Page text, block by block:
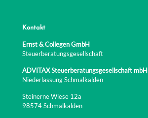
Kontakt
Ernst & Collegen GmbH
Steuerberatungsgesellschaft
ADVITAX Steuerberatungsgesellschaft mbH
Niederlassung Schmalkalden
Steinerne Wiese 12a
98574 Schmalkalden